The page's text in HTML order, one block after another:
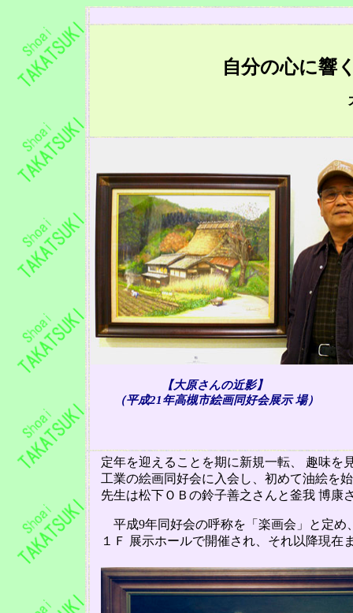
自分の心に響
【大原さんの近影】
（平成21年高槻市絵画同好会展示 場）
定年を迎えることを期に新規一転、
趣味を
工業の絵画同好会に入会し、初めて油絵を
先生は松下ＯＢの鈴子善之さ んと釜我 博康
平成9年同好会の呼称を「楽画会」と定
１Ｆ 展示ホールで開催され、それ以降現在